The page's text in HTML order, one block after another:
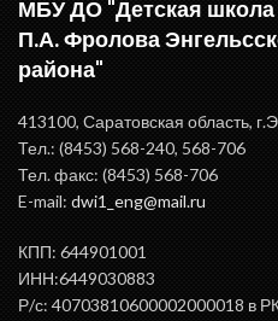
МБУ ДО "Детская
П.А. Фролова
района"
413100, Саратовская область,
Тел.: (8453) 568-240, 568-706
Тел. факс: (8453) 568-706
E-mail: dwi1_eng@mail.ru
КПП: 644901001
ИНН:6449030883
Р/с: 40703810600002000018 в